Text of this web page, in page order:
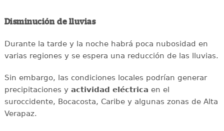
Disminución de lluvias
Durante la tarde y la noche habrá poca nubosidad en
varias regiones y se espera una reducción de las lluvias.
Sin embargo, las condiciones locales podrían generar
precipitaciones y actividad eléctrica en el
suroccidente, Bocacosta, Caribe y algunas zonas de Alta
Verapaz.